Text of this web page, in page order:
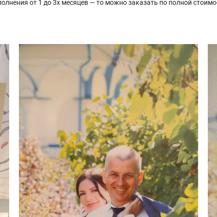
от 1 до 3х месяцев — то можно заказать по полной